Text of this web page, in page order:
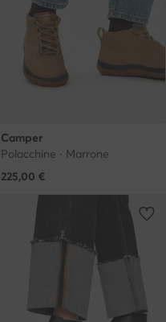
Camper
Polacchine · Marrone
225,00 €